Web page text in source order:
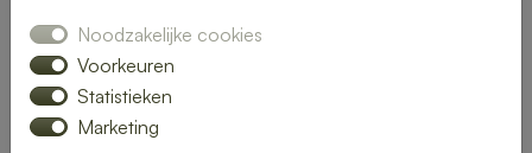
bezorgen in Tuil en geniet van verse, smaakvolle gerechten.
Of je nu kiest voor een rijk belegd broodje, een frisse salade
of een warme maaltijd – wij bezorgen het bij jou op locatie.
Plaats je bestelling online en geniet zonder zorgen van een
Noodzakelijke cookies
Voorkeuren
Statistieken
Marketing